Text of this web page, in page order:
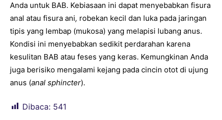
Anda untuk BAB. Kebiasaan ini dapat menyebabkan fisura
anal atau fisura ani, robekan kecil dan luka pada jaringan
tipis yang lembap (mukosa) yang melapisi lubang anus.
Kondisi ini menyebabkan sedikit perdarahan karena
kesulitan BAB atau feses yang keras. Kemungkinan Anda
juga berisiko mengalami kejang pada cincin otot di ujung
anus (anal sphincter).
Dibaca: 541